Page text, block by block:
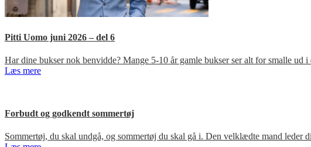
Pitti Uomo juni 2026 – del 6
Har dine bukser nok benvidde? Mange 5-10 år gamle bukser ser alt for smalle
Læs mere
Forbudt og godkendt sommertøj
Sommertøj, du skal undgå, og sommertøj du skal gå i. Den velklædte mand leder